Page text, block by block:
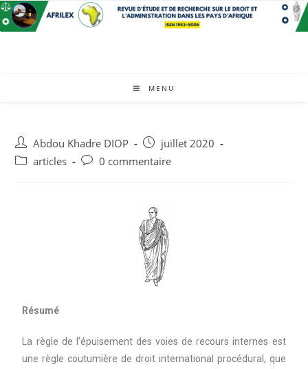
MENU
Abdou Khadre DIOP
juillet 2020
articles
0 commentaire
Résumé
La règle de l’épuisement des voies de recours internes est
une règle coutumière de droit international procédural, que